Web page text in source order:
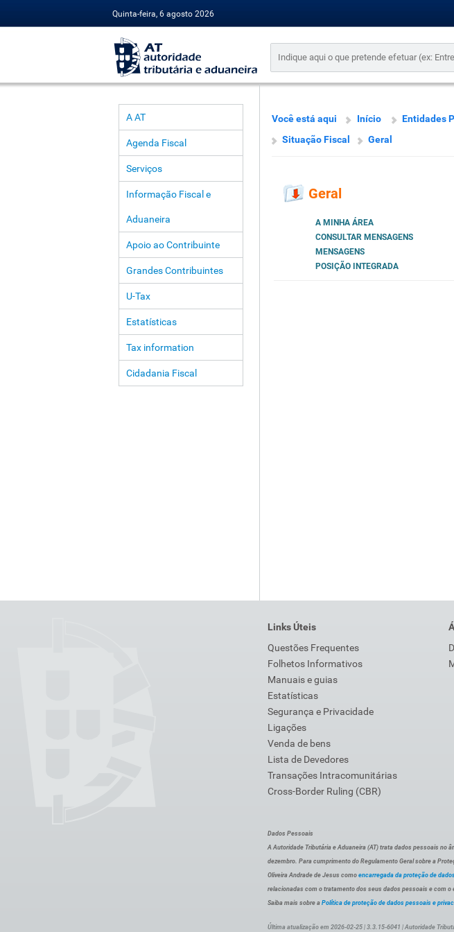
Quinta-feira, 6 agosto 2026
A AT
Agenda Fiscal
Serviços
Informação Fiscal e
Aduaneira
Apoio ao Contribuinte
Grandes Contribuintes
U-Tax
Estatísticas
Tax information
Cidadania Fiscal
Você está aqui Início Entidades
Situação Fiscal
Geral
Geral
A MINHA ÁREA
CONSULTAR MENSAGENS
MENSAGENS
POSIÇÃO INTEGRADA
Links Úteis
Questões Frequentes
Folhetos Informativos
Manuais e guias
Estatísticas
Segurança e Privacidade
Ligações
Venda de bens
Lista de Devedores
Transações Intracomunitárias
Cross-Border Ruling (CBR)
Dados Pessoais
A Autoridade Tributária e Aduaneira (AT) trata dados pessoais no
dezembro. Para cumprimento do Regulamento Geral sobre a
Oliveira Andrade de Jesus como encarregada da proteção de
relacionadas com o tratamento dos seus dados pessoais e com
Saiba mais sobre a Política de proteção de dados pessoais e
Última atualização em 2026-02-25 | 3.3.15-6041 | Autoridade